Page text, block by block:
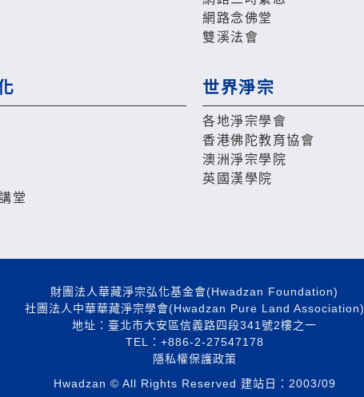
網路念佛堂
雙溪法會
堂
世界淨宗
各地淨宗學會
香港佛陀教育協會
澳洲淨宗學院
英國漢學院
財團法人華藏淨宗弘化基金會(Hwadzan Foundation)
社團法人中華華藏淨宗學會(Hwadzan Pure Land Association)
地址：臺北市大安區信義路四段341號2樓之一
TEL：+886-2-27547178
隱私權保護政策
Hwadzan © All Rights Reserved 建站日：2003/09